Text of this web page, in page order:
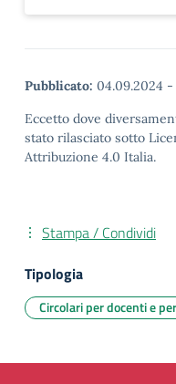
Pubblicato: 04.09.2024 -
Eccetto dove
stato rilasciato sotto
Attribuzione 4.0 Italia.
Stampa / Condividi
Tipologia
Circolari per docenti e